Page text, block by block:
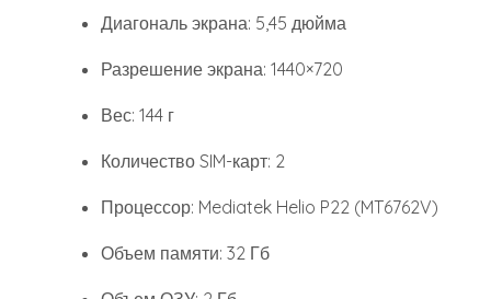
Диагональ экрана: 5,45 дюйма
Разрешение экрана: 1440×720
Вес: 144 г
Количество SIM-карт: 2
Процессор: Mediatek Helio P22 (MT6762V)
Объем памяти: 32 Гб